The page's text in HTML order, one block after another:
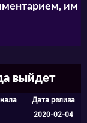
и
кто бы мог
Кажется,
будет ли у
им
выйдет
Дата релиза
2020-02-04